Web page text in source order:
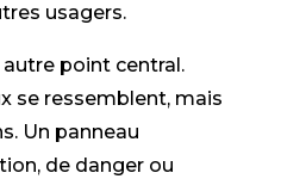
usagers.
point central.
se ressemblent, mais
Un panneau
de danger ou